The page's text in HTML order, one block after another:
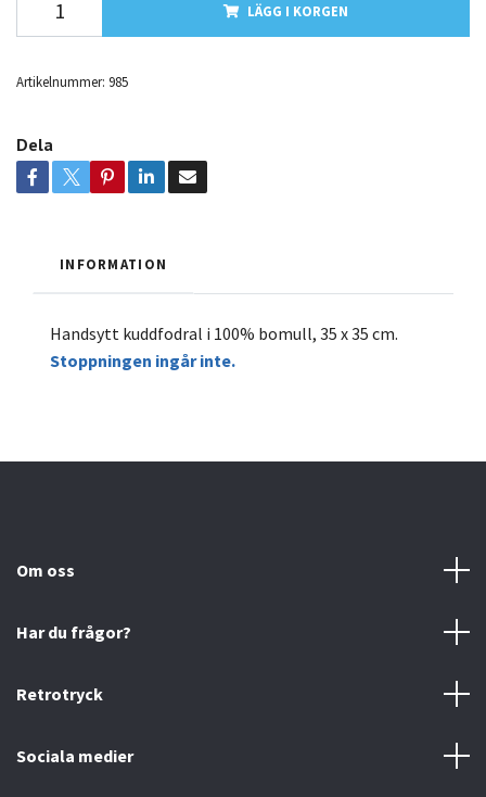
LÄGG I KORGEN
Artikelnummer: 985
Dela
INFORMATION
Handsytt kuddfodral i 100% bomull, 35 x 35 cm.
Stoppningen ingår inte.
Om oss
Har du frågor?
Retrotryck
Sociala medier